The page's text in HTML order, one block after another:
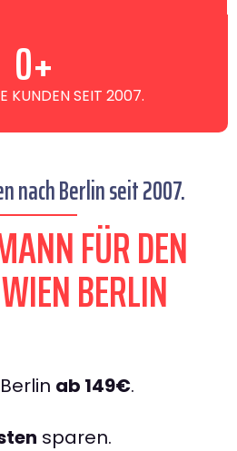
KUNDEN SEIT 2007.
0+
nach Berlin seit 2007.
FÜR DEN
BERLIN
ab 149€.
sparen.